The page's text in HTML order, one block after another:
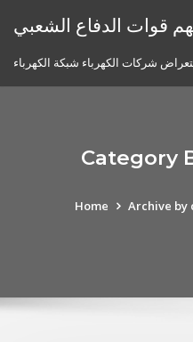
قوات الدفاع الشعبي
شركات الكهرباء شبكة الكهرباء
Category
Home Archive by